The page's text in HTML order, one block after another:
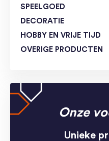
SPEELGOED
DECORATIE
HOBBY EN VRIJE TIJD
OVERIGE PRODUCTEN
Onze
Unieke